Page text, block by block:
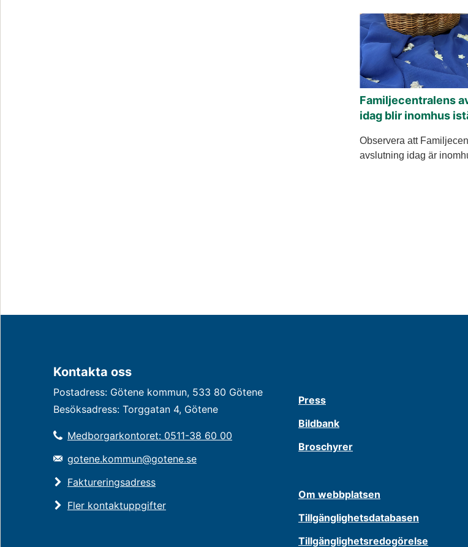
Familjecentralens
idag blir inomhus
Observera att
avslutning idag är
Kontakta oss
Postadress: Götene kommun, 533 80 Götene
Besöksadress: Torggatan 4, Götene
Medborgarkontoret: 0511-38 60 00
gotene.kommun@gotene.se
Faktureringsadress
Fler kontaktuppgifter
Press
Bildbank
Broschyrer
Om webbplatsen
Tillgänglighetsdatabasen
Tillgänglighetsredogörelse